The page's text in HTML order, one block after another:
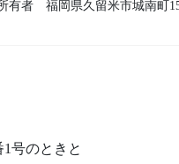
有者 福岡県久留米市城南
号のときと